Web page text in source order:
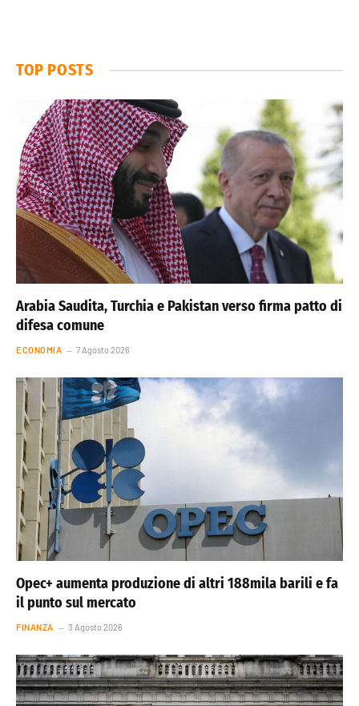
TOP POSTS
Arabia Saudita, Turchia e Pakistan verso firma patto di
difesa comune
ECONOMIA 7 Agosto 2026
Opec+ aumenta produzione di altri 188mila barili e fa
il punto sul mercato
FINANZA 3 Agosto 2026